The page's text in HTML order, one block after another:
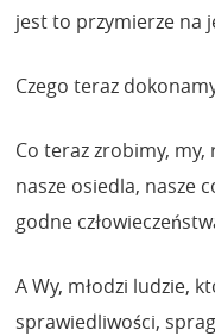
jest to przymierze na
Czego teraz
Co teraz zrobimy, my,
nasze osiedla, nasze
godne
A Wy, młodzi ludzie,
sprawiedliwości,